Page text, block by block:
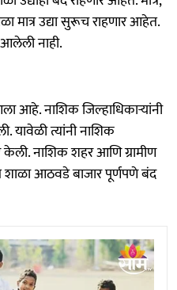
मात्र उद्या सुरूच राहणार आहेत.
नाही.
आहे. नाशिक जिल्हाधिकाऱ्यांनी
यावेळी त्यांनी नाशिक
केली. नाशिक शहर आणि ग्रामीण
शाळा आठवडे बाजार पूर्णपणे बंद